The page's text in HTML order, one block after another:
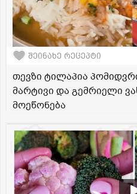
შეინახე რეცეპტი
თევზი ტილაპია
მარტივი და გემრიელი
მოეწონება